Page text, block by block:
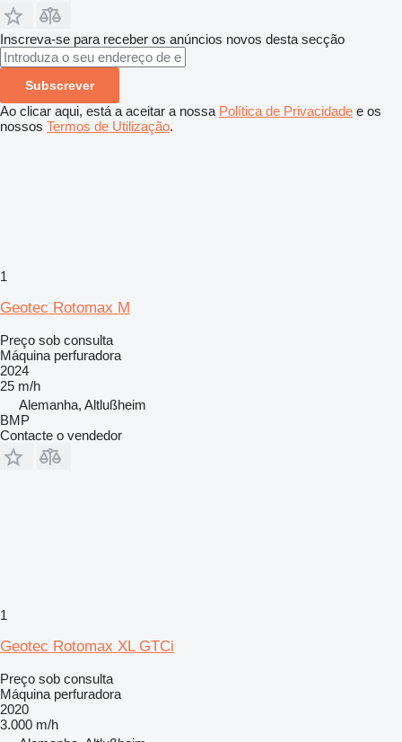
Inscreva-se para receber os anúncios novos desta secção
Subscrever
Ao clicar aqui, está a aceitar a nossa Política de Privacidade e os
nossos Termos de Utilização.
1
Geotec Rotomax M
Preço sob consulta
Máquina perfuradora
2024
25 m/h
Alemanha, Altlußheim
BMP
Contacte o vendedor
1
Geotec Rotomax XL GTCi
Preço sob consulta
Máquina perfuradora
2020
3.000 m/h